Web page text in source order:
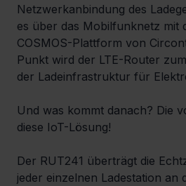
Netzwerkanbindung des
es über das Mobilfunknetz mit
COSMOS-Plattform von
Punkt wird der LTE-Router
der Ladeinfrastruktur für
Und was kommt danach? Die
diese IoT-Lösung!
Der RUT241 überträgt die
jeder einzelnen Ladestation an